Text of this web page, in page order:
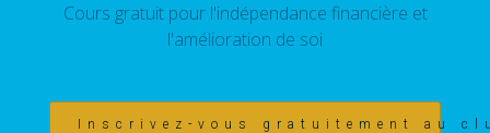
Cours gratuit pour l'indépendance financière et
l'amélioration de soi
Inscrivez-vous gratuitement au